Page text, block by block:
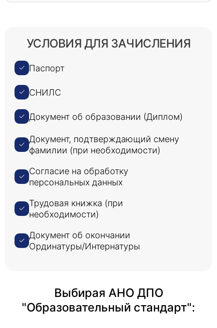
УСЛОВИЯ ДЛЯ ЗАЧИСЛЕНИЯ
Паспорт
СНИЛС
Документ об образовании (Диплом)
Документ, подтверждающий смену
фамилии (при необходимости)
Согласие на обработку
персональных данных
Трудовая книжка (при
необходимости)
Документ об окончании
Ординатуры/Интернатуры
Выбирая АНО ДПО
"Образовательный стандарт":